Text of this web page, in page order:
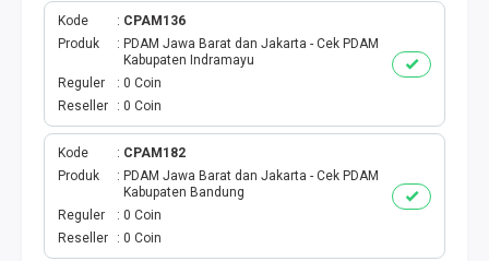
E MONEY
PDAM
TV PASCABAYAR
LISTRIK BULANAN
Kode
CPAM136
Produk
PDAM Jawa Barat dan Jakarta - Cek PDAM
Kabupaten Indramayu
Reguler
0 Coin
Reseller
0 Coin
Kode
CPAM182
Produk
PDAM Jawa Barat dan Jakarta - Cek PDAM
Kabupaten Bandung
Reguler
0 Coin
Reseller
0 Coin